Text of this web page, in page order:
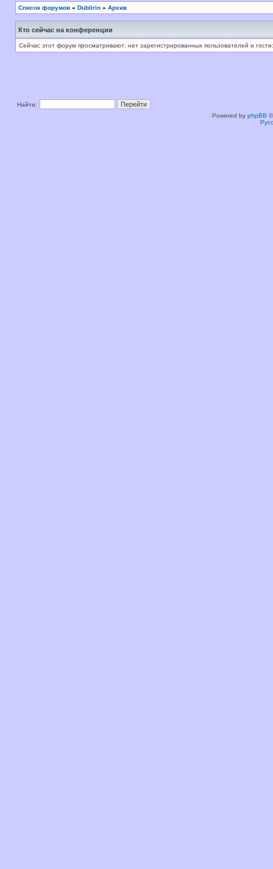
Список форумов » Dublirin » Архив
Кто сейчас на конференции
Сейчас этот форум просматривают: нет зарегистрированных пользователей и
Найти:
Powered by phpBB